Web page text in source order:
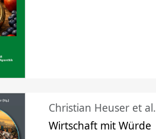
Christian Heuser et al.
Wirtschaft mit Würde